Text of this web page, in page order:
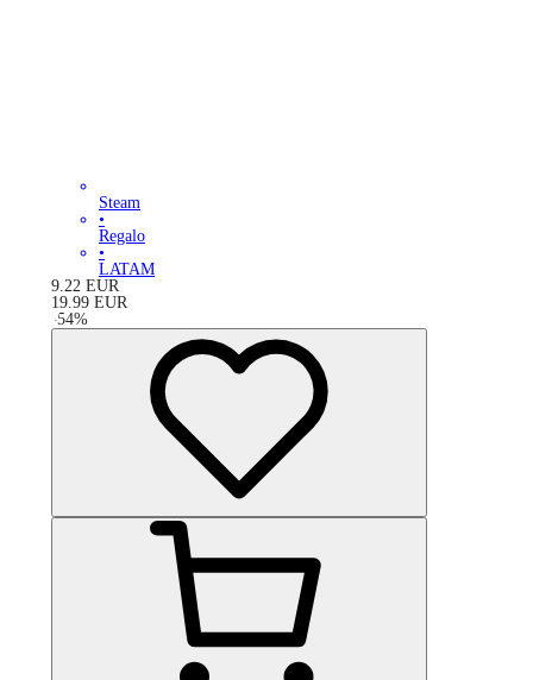
Steam
•
Regalo
•
LATAM
9.22 EUR
19.99 EUR
-54%